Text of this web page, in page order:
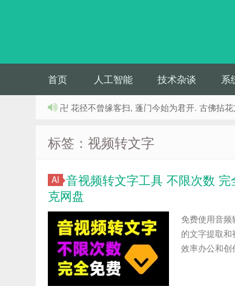
首页 人工智能 技术杂谈 系
卍 花径不曾缘客扫, 蓬门今始为君开. 古佛拈
标签：视频转文字
AI 音视频转文字工具 不限次数
克网盘
免费使用音
的文字提取
效率办公和